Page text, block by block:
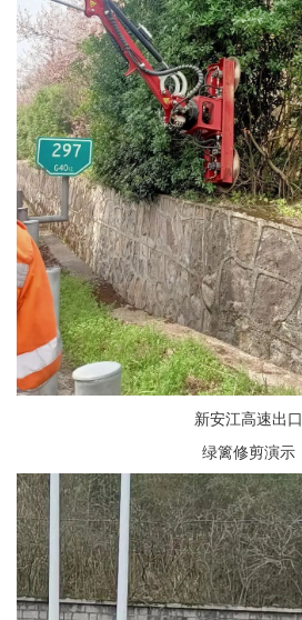
新安江高速出口
绿篱修剪演示